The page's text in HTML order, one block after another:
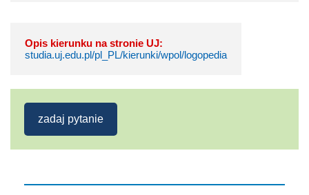
Opis kierunku na stronie UJ:
studia.uj.edu.pl/pl_PL/kierunki/wpol/logopedia
zadaj pytanie